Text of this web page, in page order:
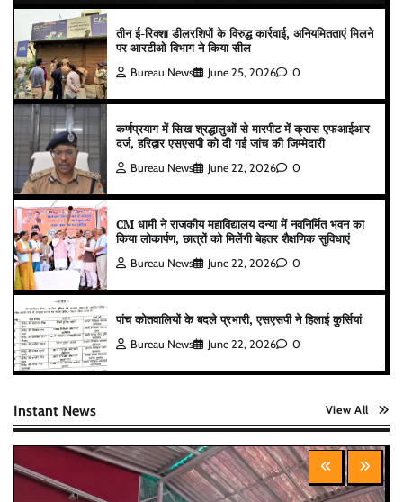
तीन ई-रिक्शा डीलरशिपों के विरुद्ध कार्रवाई, अनियमितताएं मिलने
पर आरटीओ विभाग ने किया सील
Bureau News June 25, 2026 0
कर्णप्रयाग में सिख श्रद्धालुओं से मारपीट में क्रास एफआईआर
दर्ज, हरिद्वार एसएसपी को दी गई जांच की जिम्मेदारी
Bureau News June 22, 2026 0
CM धामी ने राजकीय महाविद्यालय दन्या में नवनिर्मित भवन का
किया लोकार्पण, छात्रों को मिलेंगी बेहतर शैक्षणिक सुविधाएं
Bureau News June 22, 2026 0
पांच कोतवालियों के बदले प्रभारी, एसएसपी ने हिलाई कुर्सियां
Bureau News June 22, 2026 0
Instant News View All